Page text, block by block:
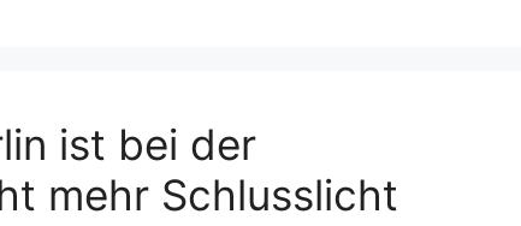
ist bei der
mehr Schlusslicht